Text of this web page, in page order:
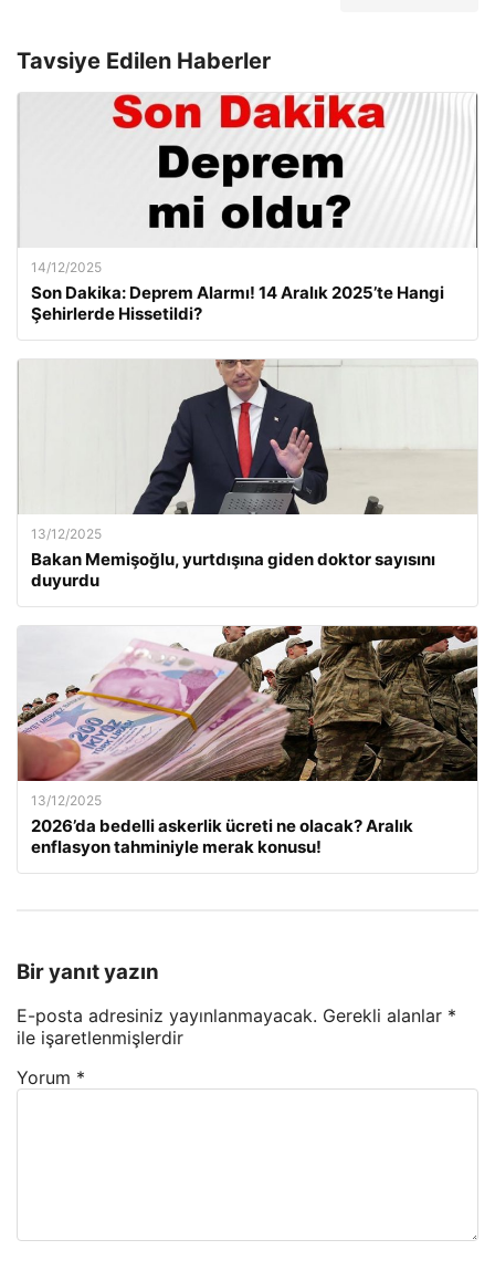
Tavsiye Edilen Haberler
14/12/2025
Son Dakika: Deprem Alarmı! 14 Aralık 2025’te Hangi
Şehirlerde Hissetildi?
13/12/2025
Bakan Memişoğlu, yurtdışına giden doktor sayısını
duyurdu
13/12/2025
2026’da bedelli askerlik ücreti ne olacak? Aralık
enflasyon tahminiyle merak konusu!
Bir yanıt yazın
E-posta adresiniz yayınlanmayacak. Gerekli alanlar *
ile işaretlenmişlerdir
Yorum *